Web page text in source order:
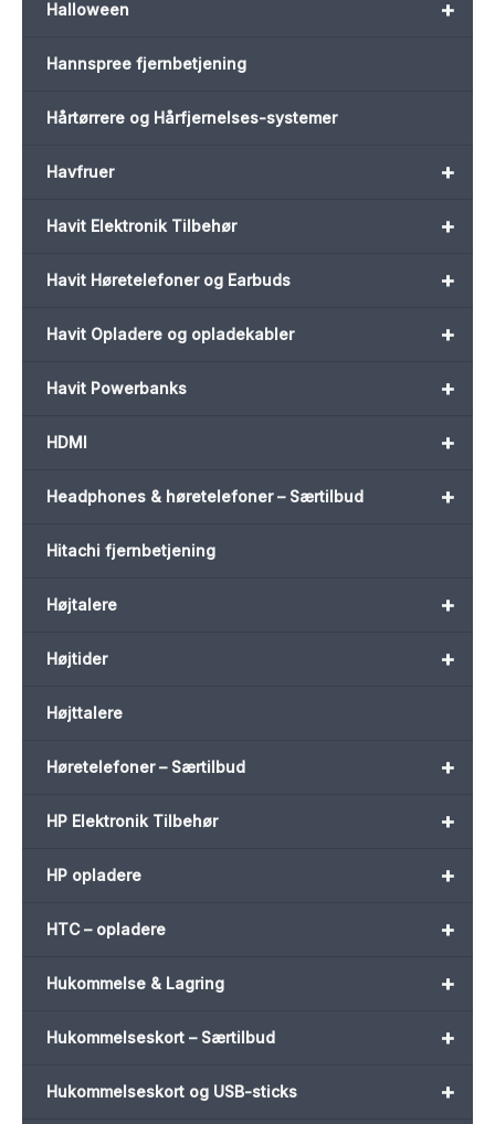
+
Halloween
Hannspree fjernbetjening
Hårtørrere og Hårfjernelses-systemer
+
Havfruer
+
Havit Elektronik Tilbehør
+
Havit Høretelefoner og Earbuds
+
Havit Opladere og opladekabler
+
Havit Powerbanks
+
HDMI
+
Headphones & høretelefoner – Særtilbud
Hitachi fjernbetjening
+
Højtalere
+
Højtider
Højttalere
+
Høretelefoner – Særtilbud
+
HP Elektronik Tilbehør
+
HP opladere
+
HTC – opladere
+
Hukommelse & Lagring
+
Hukommelseskort – Særtilbud
+
Hukommelseskort og USB-sticks